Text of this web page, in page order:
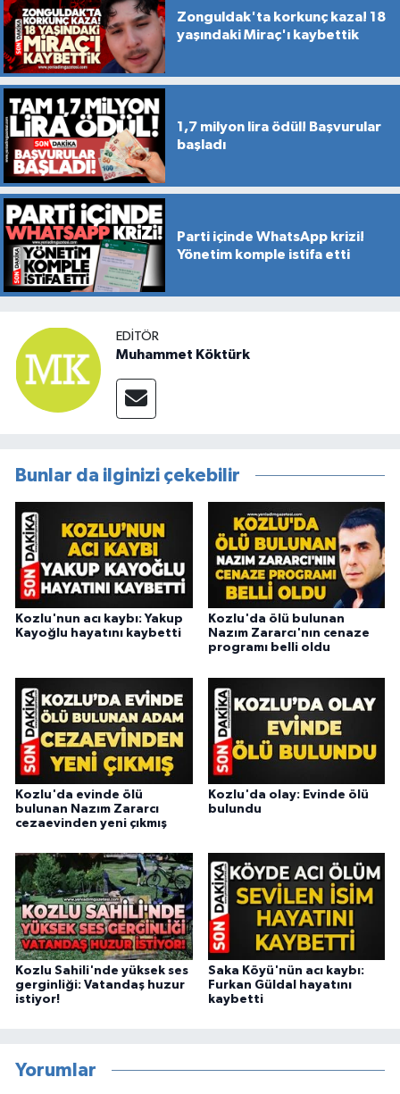
Zonguldak'ta korkunç kaza! 18
yaşındaki Miraç'ı kaybettik
1,7 milyon lira ödül! Başvurular
başladı
Parti içinde WhatsApp krizi!
Yönetim komple istifa etti
EDITÖR
Muhammet Köktürk
Bunlar da ilginizi çekebilir
Kozlu'nun acı kaybı: Yakup
Kayoğlu hayatını kaybetti
Kozlu'da ölü bulunan
Nazım Zararcı'nın cenaze
programı belli oldu
Kozlu'da evinde ölü
bulunan Nazım Zararcı
cezaevinden yeni çıkmış
Kozlu'da olay: Evinde ölü
bulundu
Kozlu Sahili'nde yüksek ses
gerginliği: Vatandaş huzur
istiyor!
Saka Köyü'nün acı kaybı:
Furkan Güldal hayatını
kaybetti
Yorumlar